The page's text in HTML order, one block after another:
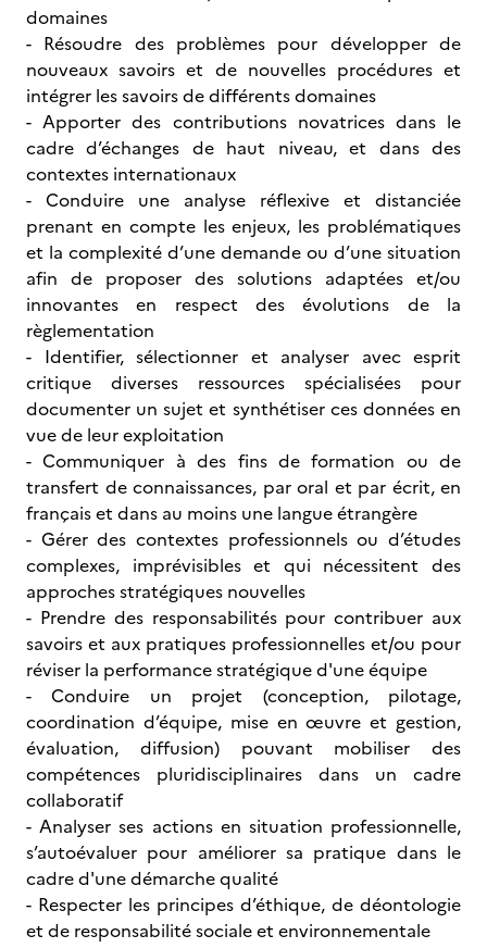
domaines
- Résoudre des problèmes pour développer de
nouveaux savoirs et de nouvelles procédures et
intégrer les savoirs de différents domaines
- Apporter des contributions novatrices dans le
cadre d’échanges de haut niveau, et dans des
contextes internationaux
- Conduire une analyse réflexive et distanciée
prenant en compte les enjeux, les problématiques
et la complexité d’une demande ou d’une situation
afin de proposer des solutions adaptées et/ou
innovantes en respect des évolutions de la
règlementation
- Identifier, sélectionner et analyser avec esprit
critique diverses ressources spécialisées pour
documenter un sujet et synthétiser ces données en
vue de leur exploitation
- Communiquer à des fins de formation ou de
transfert de connaissances, par oral et par écrit, en
français et dans au moins une langue étrangère
- Gérer des contextes professionnels ou d’études
complexes, imprévisibles et qui nécessitent des
approches stratégiques nouvelles
- Prendre des responsabilités pour contribuer aux
savoirs et aux pratiques professionnelles et/ou pour
réviser la performance stratégique d'une équipe
- Conduire un projet (conception, pilotage,
coordination d’équipe, mise en œuvre et gestion,
évaluation, diffusion) pouvant mobiliser des
compétences pluridisciplinaires dans un cadre
collaboratif
- Analyser ses actions en situation professionnelle,
s’autoévaluer pour améliorer sa pratique dans le
cadre d'une démarche qualité
- Respecter les principes d’éthique, de déontologie
et de responsabilité sociale et environnementale